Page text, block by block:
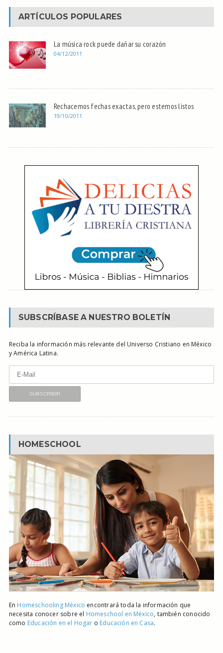
ARTÍCULOS POPULARES
La música rock puede dañar su corazón
04/12/2011
Rechacemos fechas exactas, pero estemos listos
19/10/2011
SUBSCRÍBASE A NUESTRO BOLETÍN
Reciba la información más relevante del Universo Cristiano en México
y América Latina.
HOMESCHOOL
En Homeschooling México encontrará toda la información que
necesita conocer sobre el Homeschool en México, también conocido
como Educación en el Hogar o Educación en Casa.